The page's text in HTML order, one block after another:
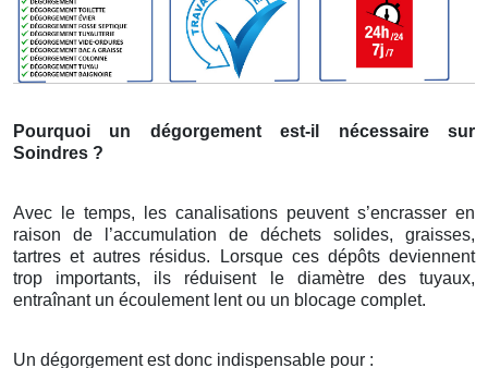
Pourquoi un dégorgement est-il nécessaire sur
Soindres ?
Avec le temps, les canalisations peuvent s’encrasser en
raison de l’accumulation de déchets solides, graisses,
tartres et autres résidus. Lorsque ces dépôts deviennent
trop importants, ils réduisent le diamètre des tuyaux,
entraînant un écoulement lent ou un blocage complet.
Un dégorgement est donc indispensable pour :